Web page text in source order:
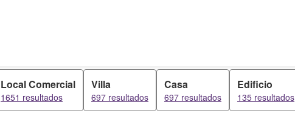
Local Comercial
1651 resultados
Villa
697 resultados
Casa
697 resultados
Edificio
135 resultados